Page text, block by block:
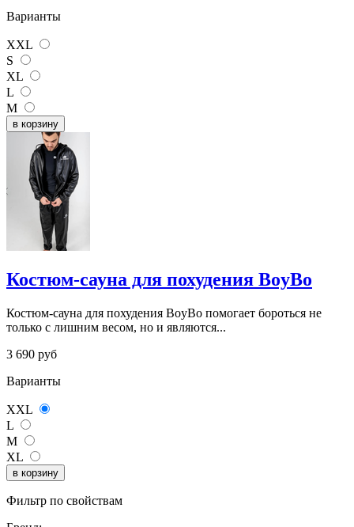
Варианты
XXL
S
XL
L
M
Костюм-сауна для похудения BoyBo
Костюм-сауна для похудения BoyBo помогает бороться не
только с лишним весом, но и являются...
3 690 руб
Варианты
XXL
L
M
XL
Фильтр по свойствам